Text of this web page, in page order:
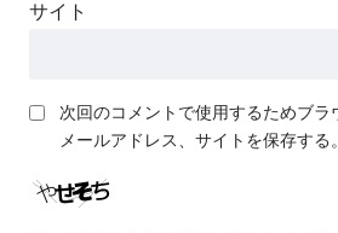
サイト
次回のコメントで使用するためブラ
メールアドレス、サイトを保存する。